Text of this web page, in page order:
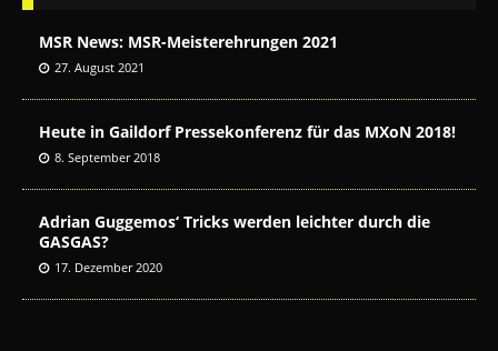
MSR News: MSR-Meisterehrungen 2021
27. August 2021
Heute in Gaildorf Pressekonferenz für das MXoN 2018!
8. September 2018
Adrian Guggemos‘ Tricks werden leichter durch die
GASGAS?
17. Dezember 2020